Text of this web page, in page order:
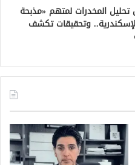
تحليل المخدرات لمتهم «مذبحة
وتحقيقات تكشف